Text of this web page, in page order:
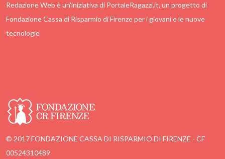
Redazione Web è un'iniziativa di PortaleRagazzi.it, un progetto di
Fondazione Cassa di Risparmio di Firenze per i giovani e le nuove
tecnologie
© 2017 FONDAZIONE CASSA DI RISPARMIO DI FIRENZE - CF
00524310489